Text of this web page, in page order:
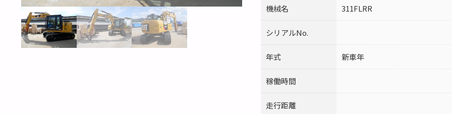
機械名 311FLRR
シリアルNo.
年式 新車年
稼働時間
走行距離